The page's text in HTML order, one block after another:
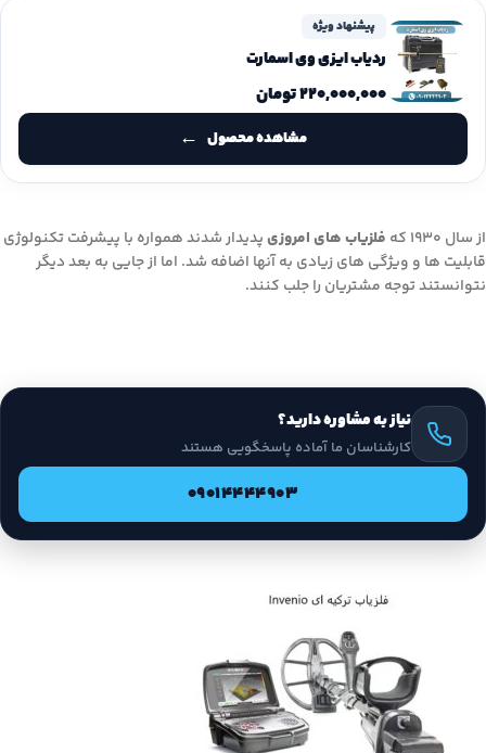
پیشنهاد ویژه
ردیاب ایزی وی اسمارت
۲۲۰,۰۰۰,۰۰۰تومان
مشاهده محصول
از سال ۱۹۳۰ که فلزیاب های امروزیپدیدار شدند همواره با پیشرفت تکنولوژی
قابلیت ها و ویژگی های زیادی به آنها اضافه شد. اما از جایی به بعد دیگر
نتوانستند توجه مشتریان را جلب کنند.
نیاز به مشاوره دارید؟
کارشناسان ما آماده پاسخگویی هستند
09014444903